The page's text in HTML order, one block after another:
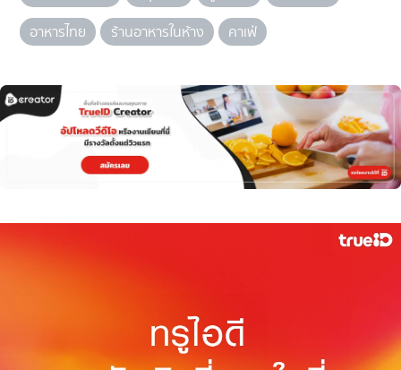
อาหารไทย
ร้านอาหารในห้าง คาเฟ่